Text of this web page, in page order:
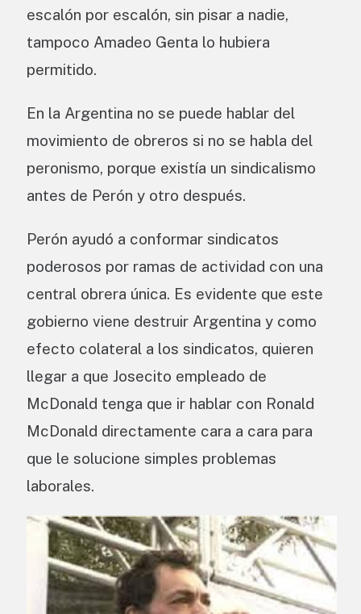
escalón por escalón, sin pisar a nadie,
tampoco Amadeo Genta lo hubiera
permitido.
En la Argentina no se puede hablar del
movimiento de obreros si no se habla del
peronismo, porque existía un sindicalismo
antes de Perón y otro después.
Perón ayudó a conformar sindicatos
poderosos por ramas de actividad con una
central obrera única. Es evidente que este
gobierno viene destruir Argentina y como
efecto colateral a los sindicatos, quieren
llegar a que Josecito empleado de
McDonald tenga que ir hablar con Ronald
McDonald directamente cara a cara para
que le solucione simples problemas
laborales.